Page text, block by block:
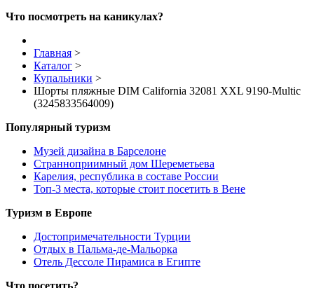
Что посмотреть на каникулах?
Главная >
Каталог >
Купальники >
Шорты пляжные DIM California 32081 XXL 9190-Multic
(3245833564009)
Популярный туризм
Музей дизайна в Барселоне
Странноприимный дом Шереметьева
Карелия, республика в составе России
Топ-3 места, которые стоит посетить в Вене
Туризм в Европе
Достопримечательности Турции
Отдых в Пальма-де-Мальорка
Отель Дессоле Пирамиса в Египте